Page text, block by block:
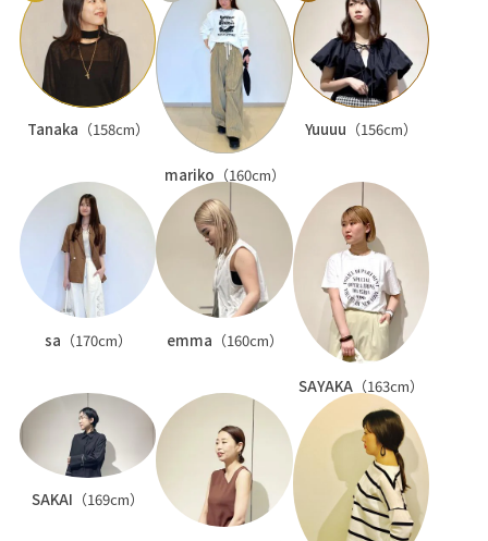
Tanaka （158cm）
mariko （160cm）
Yuuuu （156cm）
sa （170cm） emma （160cm）
SAYAKA （163cm）
SAKAI （169cm）